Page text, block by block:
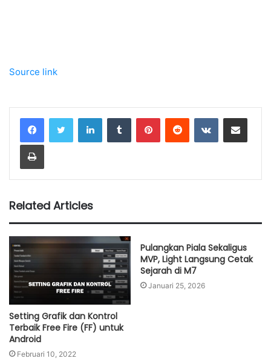
Source link
LinkedInTumblr PinterestReddit VKontakteShare via Email
Print
Related Articles
Setting Grafik dan Kontrol
Terbaik Free Fire (FF) untuk
Android
Februari 10, 2022
Pulangkan Piala Sekaligus
MVP, Light Langsung Cetak
Sejarah di M7
Januari 25, 2026